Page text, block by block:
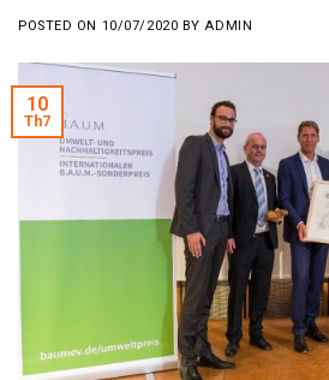
POSTED ON 10/07/2020 BY ADMIN
10
Th7